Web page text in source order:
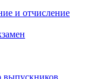
и отчисление
выпускников